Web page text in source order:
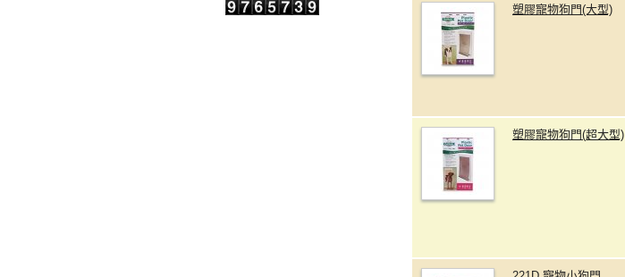
塑膠寵物狗門(大型)
塑膠寵物狗門(超大型)